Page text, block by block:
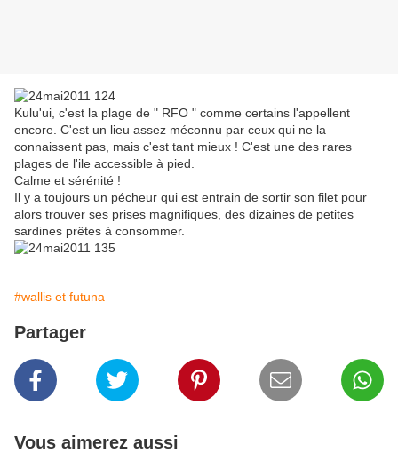
Kulu'ui, c'est la plage de " RFO " comme certains l'appellent
encore. C'est un lieu assez méconnu par ceux qui ne la
connaissent pas, mais c'est tant mieux ! C'est une des rares
plages de l'ile accessible à pied.
Calme et sérénité !
Il y a toujours un pécheur qui est entrain de sortir son filet pour
alors trouver ses prises magnifiques, des dizaines de petites
sardines prêtes à consommer.
#wallis et futuna
Partager
Vous aimerez aussi